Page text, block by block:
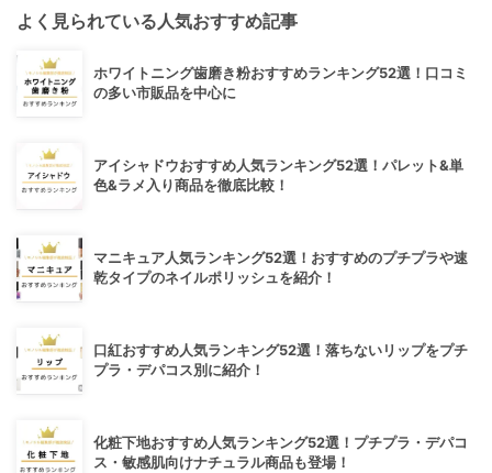
よく見られている人気おすすめ記事
ホワイトニング歯磨き粉おすすめランキング52選！口コミ
の多い市販品を中心に
アイシャドウおすすめ人気ランキング52選！パレット&単
色&ラメ入り商品を徹底比較！
マニキュア人気ランキング52選！おすすめのプチプラや速
乾タイプのネイルポリッシュを紹介！
口紅おすすめ人気ランキング52選！落ちないリップをプチ
プラ・デパコス別に紹介！
化粧下地おすすめ人気ランキング52選！プチプラ・デパコ
ス・敏感肌向けナチュラル商品も登場！